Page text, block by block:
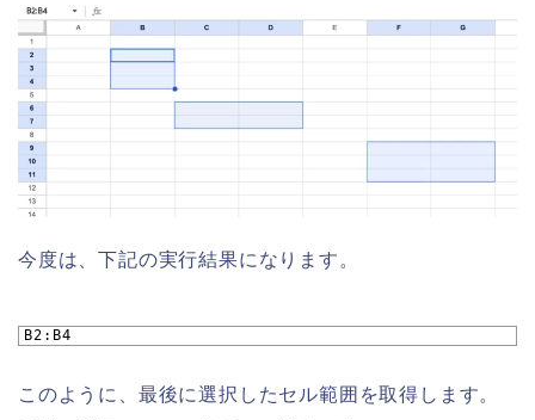
今度は、下記の実行結果になります。
B2:B4
このように、最後に選択したセル範囲を取得します。